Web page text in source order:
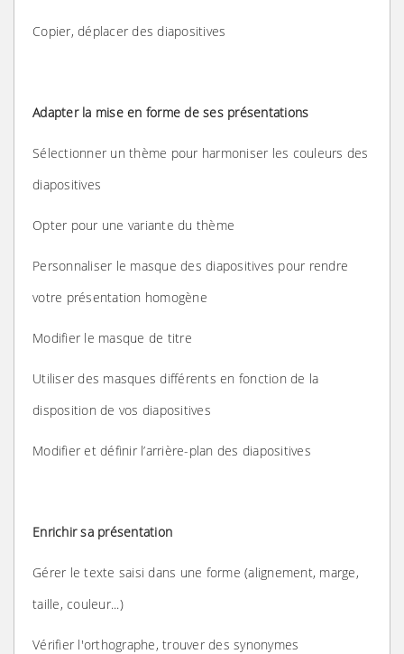
Copier, déplacer des diapositives
Adapter la mise en forme de ses présentations
Sélectionner un thème pour harmoniser les couleurs des
diapositives
Opter pour une variante du thème
Personnaliser le masque des diapositives pour rendre
votre présentation homogène
Modifier le masque de titre
Utiliser des masques différents en fonction de la
disposition de vos diapositives
Modifier et définir l’arrière-plan des diapositives
Enrichir sa présentation
Gérer le texte saisi dans une forme (alignement, marge,
taille, couleur...)
Vérifier l'orthographe, trouver des synonymes